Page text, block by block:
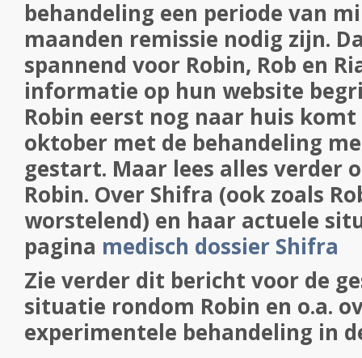
behandeling een periode van
maanden remissie nodig zijn.
spannend voor Robin, Rob en
informatie op hun website
Robin eerst nog naar huis
oktober met de behandeling
gestart. Maar lees alles verder
Robin. Over Shifra (ook zoals
worstelend) en haar actuele
pagina medisch dossier Shifra
Zie verder dit bericht voor de
situatie rondom Robin en o.a.
experimentele behandeling in